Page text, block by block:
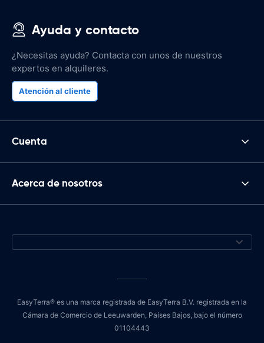
Ayuda y contacto
¿Necesitas ayuda? Contacta con unos de nuestros
expertos en alquileres.
Atención al cliente
Cuenta
Acerca de nosotros
EasyTerra® es una marca registrada de EasyTerra B.V. registrada en la
Cámara de Comercio de Leeuwarden, Países Bajos, bajo el número
01104443